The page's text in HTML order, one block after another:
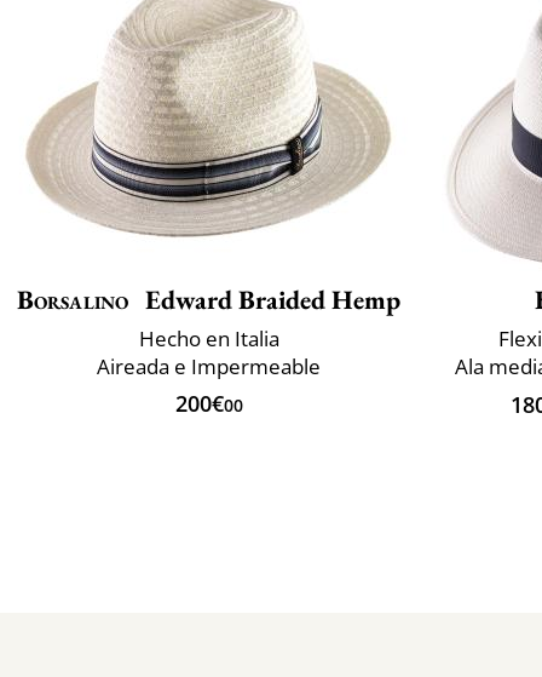
Borsalino Edward Braided Hemp
Hecho en Italia
Aireada e Impermeable
200€00
Ala